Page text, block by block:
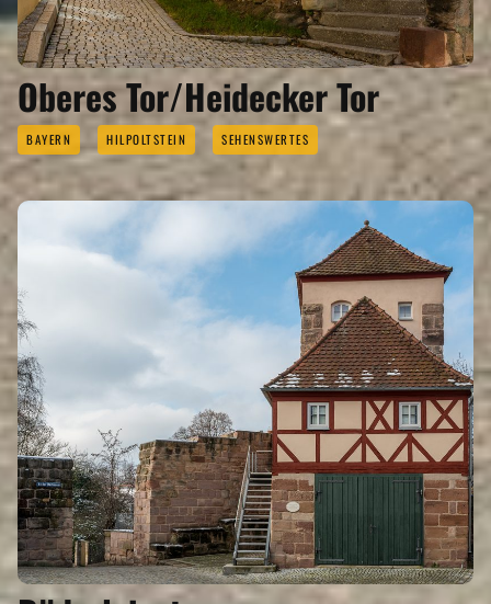
Oberes Tor/Heidecker Tor
BAYERN HILPOLTSTEIN SEHENSWERTES